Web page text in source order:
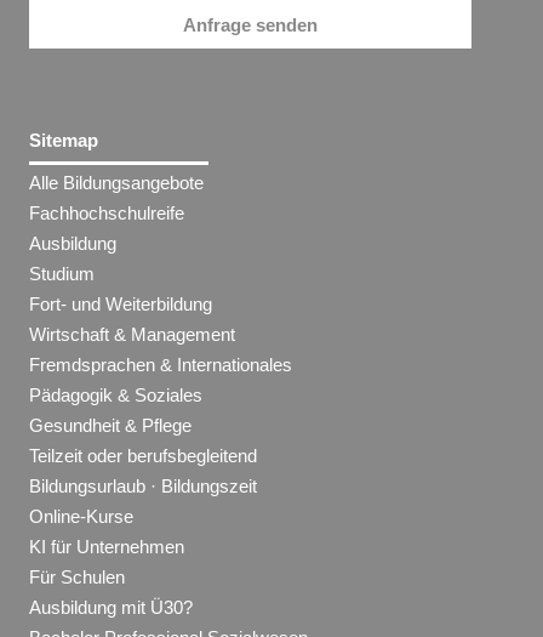
Anfrage senden
Sitemap
Alle Bildungsangebote
Fachhochschulreife
Ausbildung
Studium
Fort- und Weiterbildung
Wirtschaft & Management
Fremdsprachen & Internationales
Pädagogik & Soziales
Gesundheit & Pflege
Teilzeit oder berufsbegleitend
Bildungsurlaub · Bildungszeit
Online-Kurse
KI für Unternehmen
Für Schulen
Ausbildung mit Ü30?